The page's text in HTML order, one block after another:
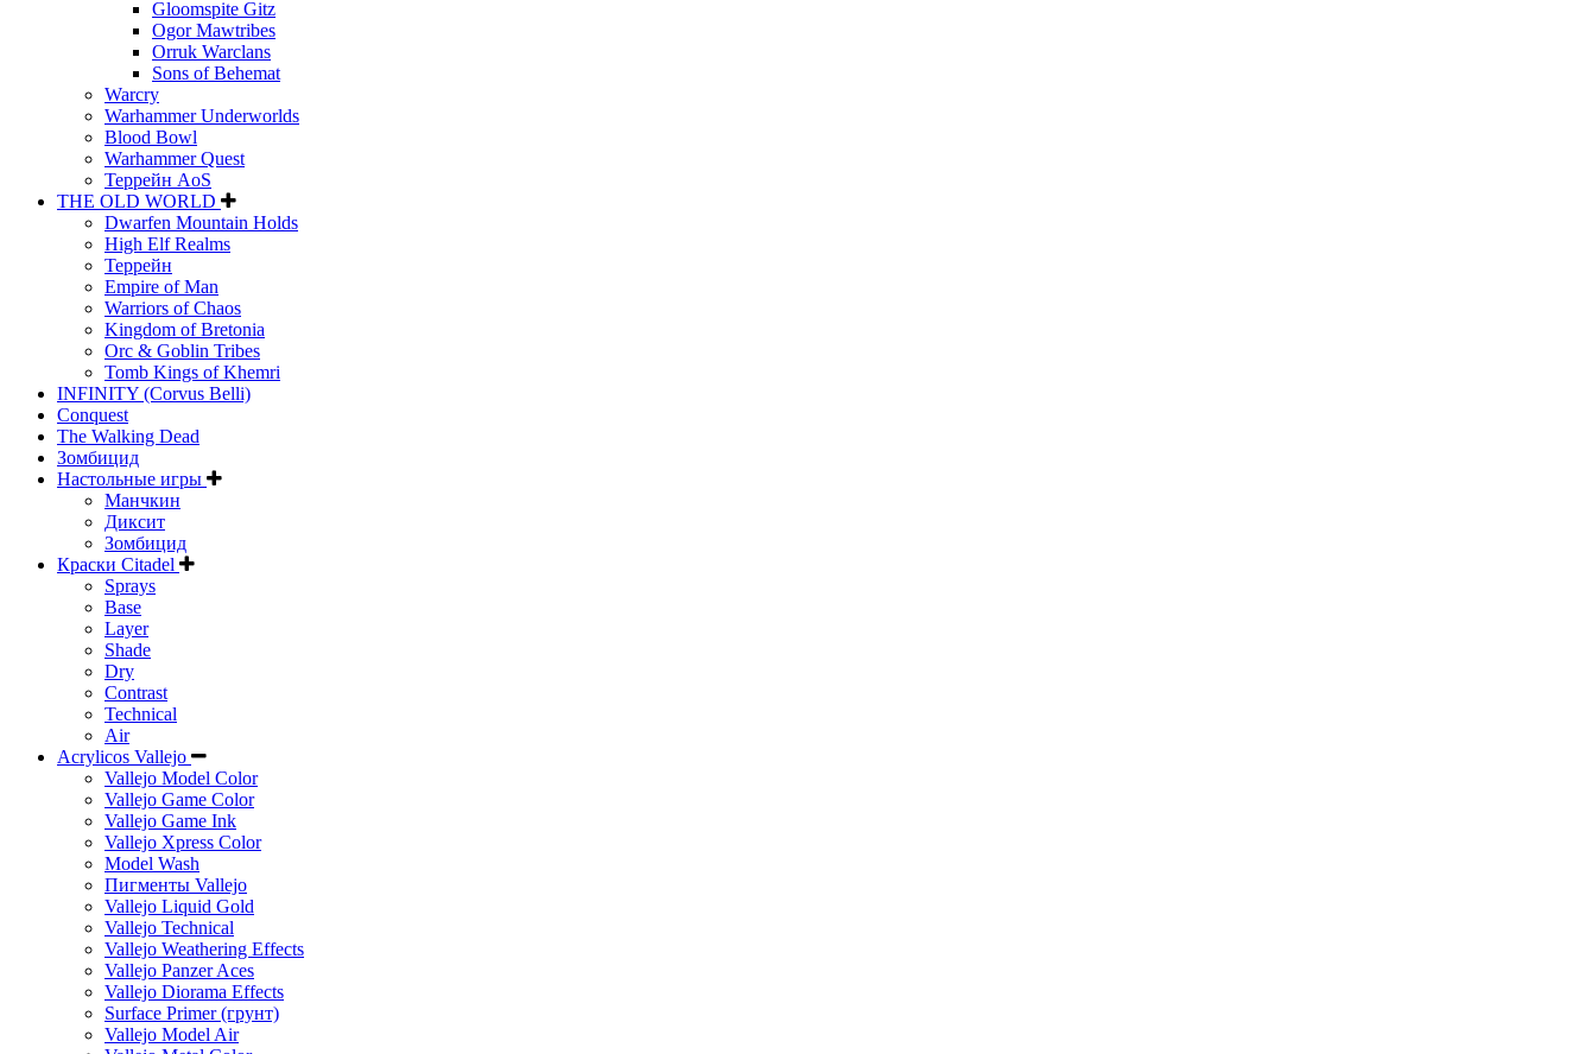
Gloomspite Gitz
Ogor Mawtribes
Orruk Warclans
Sons of Behemat
Warcry
Warhammer Underworlds
Blood Bowl
Warhammer Quest
Террейн AoS
THE OLD WORLD
Dwarfen Mountain Holds
High Elf Realms
Террейн
Empire of Man
Warriors of Chaos
Kingdom of Bretonia
Orc & Goblin Tribes
Tomb Kings of Khemri
INFINITY (Corvus Belli)
Conquest
The Walking Dead
Зомбицид
Настольные игры
Манчкин
Диксит
Зомбицид
Краски Citadel
Sprays
Base
Layer
Shade
Dry
Contrast
Technical
Air
Acrylicos Vallejo
Vallejo Model Color
Vallejo Game Color
Vallejo Game Ink
Vallejo Xpress Color
Model Wash
Пигменты Vallejo
Vallejo Liquid Gold
Vallejo Technical
Vallejo Weathering Effects
Vallejo Panzer Aces
Vallejo Diorama Effects
Surface Primer (грунт)
Vallejo Model Air